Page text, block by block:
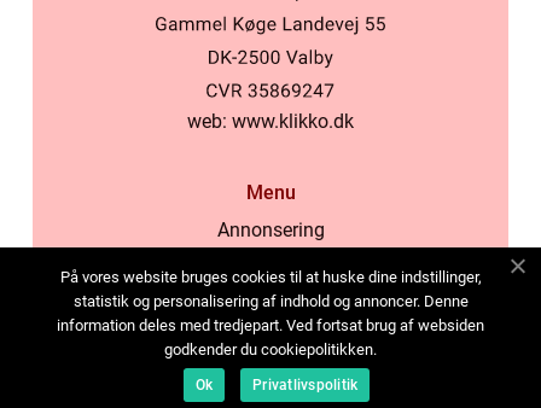
web: www.klikko.dk
Menu
Annonsering
Cookies
Kontakta oss
Sitemap
På vores website bruges cookies til at huske dine indstillinger,
statistik og personalisering af indhold og annoncer. Denne
information deles med tredjepart. Ved fortsat brug af websiden
godkender du cookiepolitikken.
Ok Privatlivspolitik